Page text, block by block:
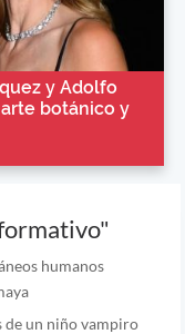
y Adolfo
botánico y
humanos
de un niño vampiro